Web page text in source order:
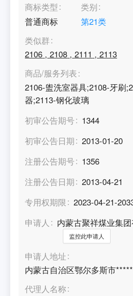
商标类型
普通商标
类别
第21类
类似群
2106 ,2108 ,2111 ,2113
商品/服务列表
2106-盥洗室器具;2108-牙刷
器;2113-钢化玻璃
初审公告期号
1344
初审公告日期
2013-01-20
注册公告期号
1356
注册公告日期
2013-04-21
专用权期限
2023-04-21-
申请人
内蒙古聚祥煤业集
监控此申请人
申请人地址
内蒙古自治区鄂尔多斯市
代理人名称